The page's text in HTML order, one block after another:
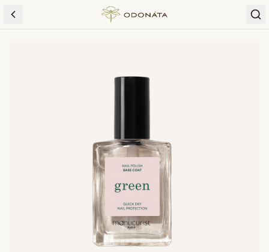
Skip to content